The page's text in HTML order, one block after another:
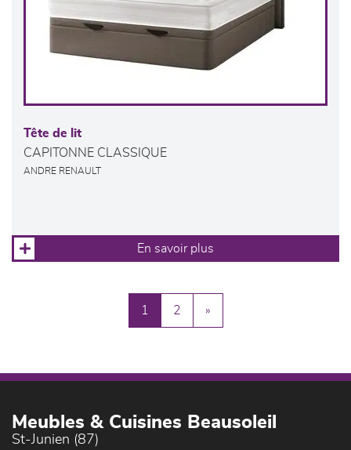
Tête de lit
CAPITONNE CLASSIQUE
ANDRE RENAULT
En savoir plus
1 2 »
Meubles & Cuisines Beausoleil
St-Junien (87)